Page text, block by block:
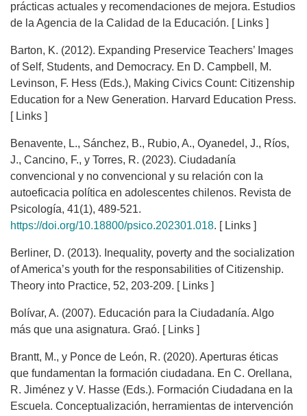
prácticas actuales y recomendaciones de mejora. Estudios
de la Agencia de la Calidad de la Educación. [ Links ]
Barton, K. (2012). Expanding Preservice Teachers’ Images
of Self, Students, and Democracy. En D. Campbell, M.
Levinson, F. Hess (Eds.), Making Civics Count: Citizenship
Education for a New Generation. Harvard Education Press.
[ Links ]
Benavente, L., Sánchez, B., Rubio, A., Oyanedel, J., Ríos,
J., Cancino, F., y Torres, R. (2023). Ciudadanía
convencional y no convencional y su relación con la
autoeficacia política en adolescentes chilenos. Revista de
Psicología, 41(1), 489-521.
https://doi.org/10.18800/psico.202301.018. [ Links ]
Berliner, D. (2013). Inequality, poverty and the socialization
of America’s youth for the responsabilities of Citizenship.
Theory into Practice, 52, 203-209. [ Links ]
Bolívar, A. (2007). Educación para la Ciudadanía. Algo
más que una asignatura. Graó. [ Links ]
Brantt, M., y Ponce de León, R. (2020). Aperturas éticas
que fundamentan la formación ciudadana. En C. Orellana,
R. Jiménez y V. Hasse (Eds.). Formación Ciudadana en la
Escuela. Conceptualización, herramientas de intervención